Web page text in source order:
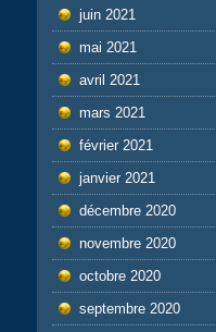
juin 2021
mai 2021
avril 2021
mars 2021
février 2021
janvier 2021
décembre 2020
novembre 2020
octobre 2020
septembre 2020